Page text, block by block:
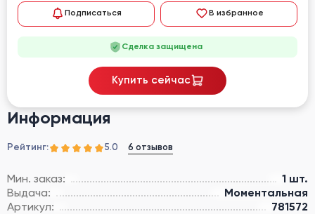
Информация
Рейтинг: 5.0 6 отзывов
Мин. заказ:
1 шт.
Выдача:
Моментальная
Артикул:
781572
Подписаться В избранное
Сделка защищена
Купить сейчас